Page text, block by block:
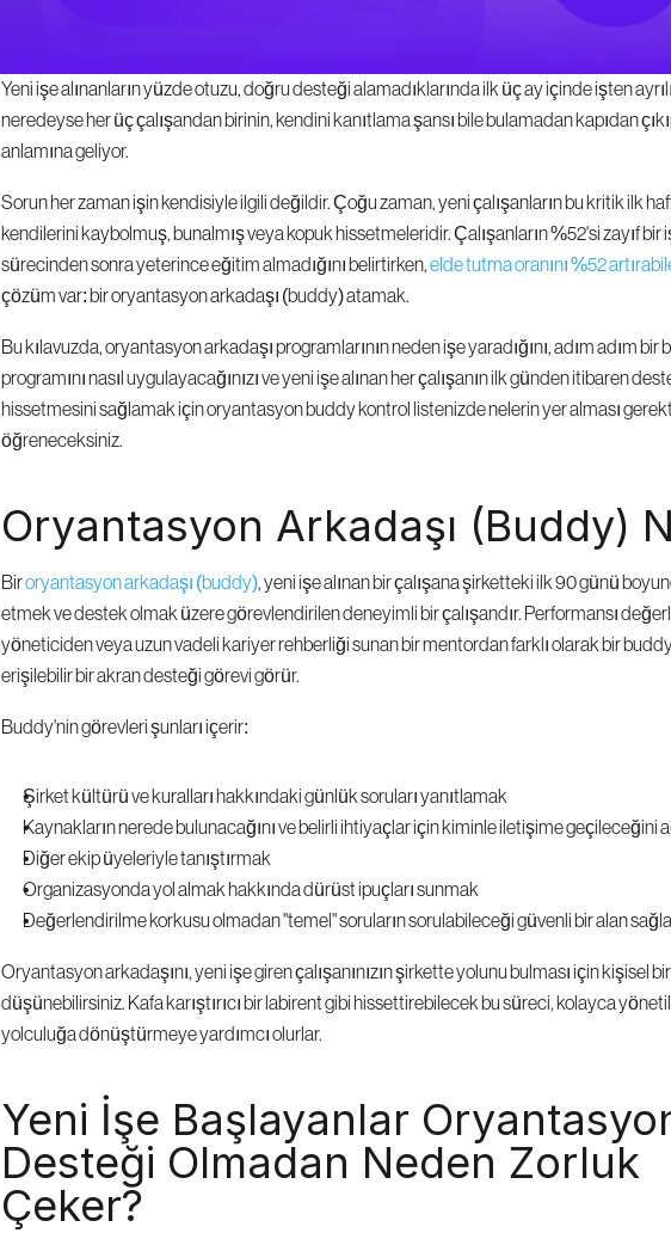
Yeni işe alınanların yüzde otuzu, doğru desteği alamadıklarında ilk üç ay içinde işten
neredeyse her üç çalışandan birinin, kendini kanıtlama şansı bile bulamadan kapıdan
anlamına geliyor.
Sorun her zaman işin kendisiyle ilgili değildir. Çoğu zaman, yeni çalışanların bu kritik ilk
kendilerini kaybolmuş, bunalmış veya kopuk hissetmeleridir. Çalışanların %52'si zayıf bir
sürecinden sonra yeterince eğitim almadığını belirtirken, elde tutma oranını %52
çözüm var: bir oryantasyon arkadaşı (buddy) atamak.
Bu kılavuzda, oryantasyon arkadaşı programlarının neden işe yaradığını, adım adım bir
programını nasıl uygulayacağınızı ve yeni işe alınan her çalışanın ilk günden itibaren
hissetmesini sağlamak için oryantasyon buddy kontrol listenizde nelerin yer alması
öğreneceksiniz.
Oryantasyon Arkadaşı (Buddy)
Bir oryantasyon arkadaşı (buddy), yeni işe alınan bir çalışana şirketteki ilk 90 günü
etmek ve destek olmak üzere görevlendirilen deneyimli bir çalışandır. Performansı
yöneticiden veya uzun vadeli kariyer rehberliği sunan bir mentordan farklı olarak bir
erişilebilir bir akran desteği görevi görür.
Buddy'nin görevleri şunları içerir:
Şirket kültürü ve kuralları hakkındaki günlük soruları yanıtlamak
Kaynakların nerede bulunacağını ve belirli ihtiyaçlar için kiminle iletişime geçileceğini
Diğer ekip üyeleriyle tanıştırmak
Organizasyonda yol almak hakkında dürüst ipuçları sunmak
Değerlendirilme korkusu olmadan "temel" soruların sorulabileceği güvenli bir alan
Oryantasyon arkadaşını, yeni işe giren çalışanınızın şirkette yolunu bulması için kişisel
düşünebilirsiniz. Kafa karıştırıcı bir labirent gibi hissettirebilecek bu süreci, kolayca
yolculuğa dönüştürmeye yardımcı olurlar.
Yeni İşe Başlayanlar
Desteği Olmadan Neden Zorluk
Çeker?